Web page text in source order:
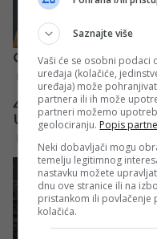
Saznajte više
Vaši će se osobni podaci
uređaja (kolačiće,
uređaja) može
partnera ili ih može
partneri možemo
geolociranju. Popis
Neki dobavljači mogu
temelju legitimnog
nastavku možete
dnu ove stranice ili na
pristankom ili povlačenje
kolačića.